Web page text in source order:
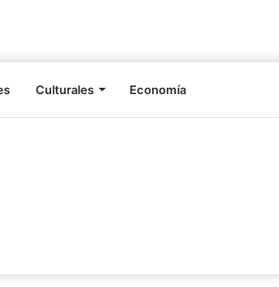
Culturales Economía